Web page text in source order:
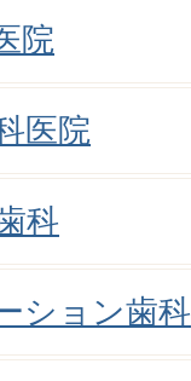
院
医院
科
ション歯科